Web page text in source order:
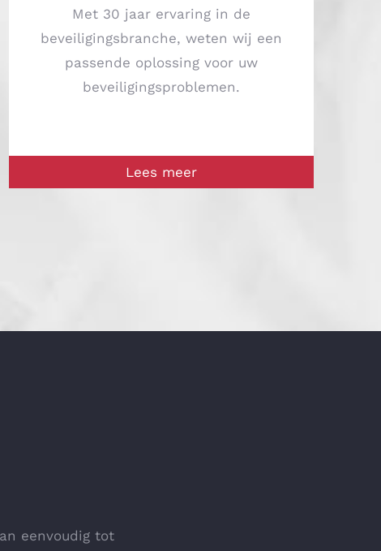
Met 30 jaar ervaring in de
beveiligingsbranche, weten wij een
passende oplossing voor uw
beveiligingsproblemen.
Lees meer
eenvoudig tot